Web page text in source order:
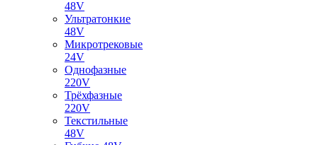
48V
Ультратонкие
48V
Микротрековые
24V
Однофазные
220V
Трёхфазные
220V
Текстильные
48V